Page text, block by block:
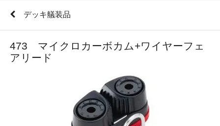
デッキ艤装品
473 マイクロカーボカム+ワイヤーフェ
アリード